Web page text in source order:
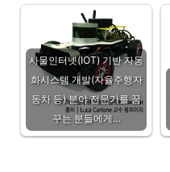
사물인터넷(IOT) 기반 자동
화시스템 개발(자율주행자
동차 등) 분야 전문가를 꿈
꾸는 분들에게…